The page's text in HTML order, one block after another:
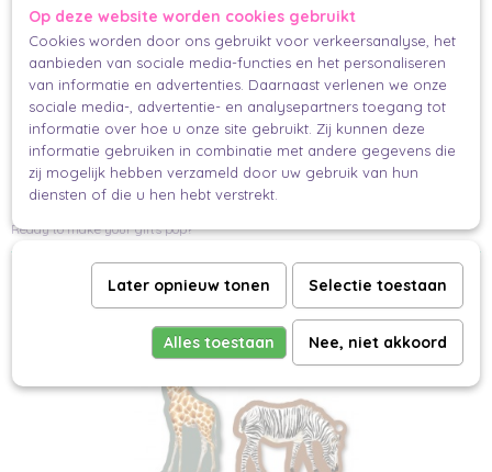
Maak van elk cadeau een meesterwerk met deze labels.
Dubbelzijdig bedrukt voor een extra dosis stijl.
Snel en moeiteloos te bevestigen aan geschenken, bloemen, flessen, en
meer.
Inhoud van de Set:
Set van 3 stuks
Breng jouw unieke stijl tot leven met deze unieke labels en voeg een
Ready to make your gifts pop?
Ook interessant
Op deze website worden cookies gebruikt
Cookies worden door ons gebruikt voor verkeersanalyse, het
aanbieden van sociale media-functies en het personaliseren
van informatie en advertenties. Daarnaast verlenen we onze
sociale media-, advertentie- en analysepartners toegang tot
informatie over hoe u onze site gebruikt. Zij kunnen deze
informatie gebruiken in combinatie met andere gegevens die
zij mogelijk hebben verzameld door uw gebruik van hun
diensten of die u hen hebt verstrekt.
Later opnieuw tonen Selectie toestaan
Alles toestaan Nee, niet akkoord